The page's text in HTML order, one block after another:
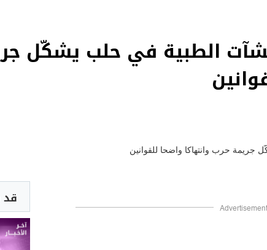
الطبية في حلب يشكّل
Advertisement
قد